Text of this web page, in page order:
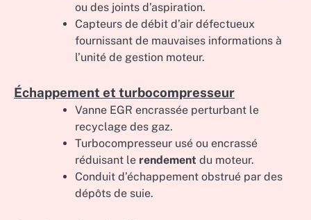
ou des joints d’aspiration.
Capteurs de débit d’air défectueux
fournissant de mauvaises informations à
l’unité de gestion moteur.
Échappement et turbocompresseur
Vanne EGR encrassée perturbant le
recyclage des gaz.
Turbocompresseur usé ou encrassé
réduisant le rendement du moteur.
Conduit d’échappement obstrué par des
dépôts de suie.